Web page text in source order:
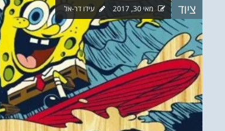
ציוד מאי 30, 2017 עידו דר-אל
ההכנות – EILAT
ECO SUP TOUR
KITESURF
ASHDOD 2019
WINTER
CHALLENGE